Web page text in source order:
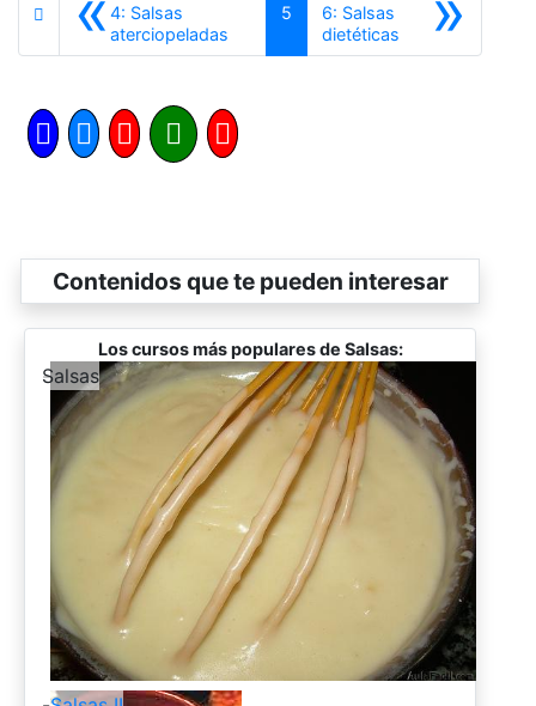
4: Salsas
aterciopeladas
5
6: Salsas
dietéticasSiguiente
Contenidos que te pueden interesar
Los cursos más populares de Salsas:
-
Salsas